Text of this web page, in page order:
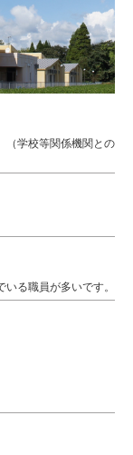
（学校等関係機関との
る職員が多いです。